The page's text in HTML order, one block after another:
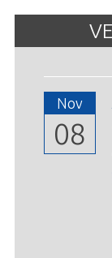
Nov
08